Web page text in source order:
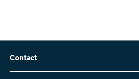
Contact
Fonds national suisse (FNS)